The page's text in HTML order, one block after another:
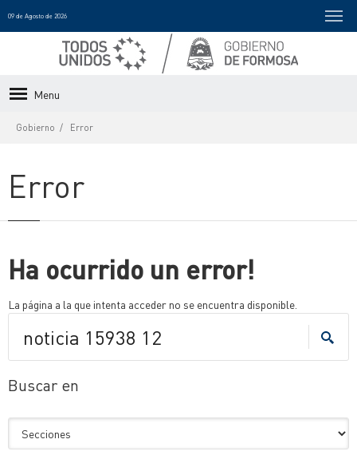
09 de Agosto de 2026
Menu
Gobierno Error
Error
Ha ocurrido un error!
La página a la que intenta acceder no se encuentra disponible.
Buscar en